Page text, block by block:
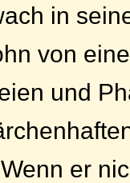
in
von
und
er